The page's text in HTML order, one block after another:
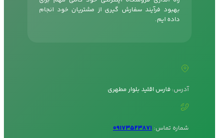
بهبود فرآیند سفارش گیری از مشتریان خود انجام
داده ایم.
آدرس: فارس اقلید بلوار مطهری
شماره تماس: 09173523871